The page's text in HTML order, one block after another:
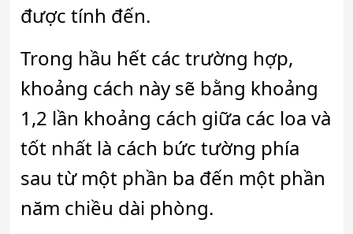
được tính đến.
Trong hầu hết các trường hợp,
khoảng cách này sẽ bằng khoảng
1,2 lần khoảng cách giữa các loa và
tốt nhất là cách bức tường phía
sau từ một phần ba đến một phần
năm chiều dài phòng.